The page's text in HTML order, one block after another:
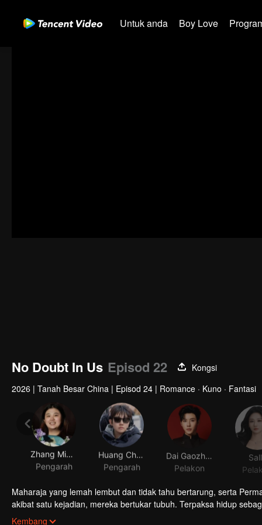
Untuk anda Boy Love
No Doubt In Us Episod 22
Kongsi
2026 | Tanah Besar China | Episod 24 | Romance · Kuno · Fantasi
Pengarah
Pengarah
Pelakon
Sally
Maharaja yang lemah lembut dan tidak tahu bertarung, serta
akibat satu kejadian, mereka bertukar tubuh. Terpaksa hidup
belajar tentang cinta serta kepercayaan. Maharaja dalam tubuh
Kembang